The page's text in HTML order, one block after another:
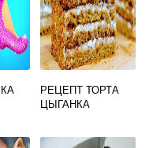
РЕЦЕПТ ТОРТА
ЦЫГАНКА